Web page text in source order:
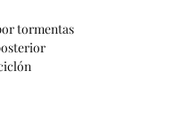
tormentas